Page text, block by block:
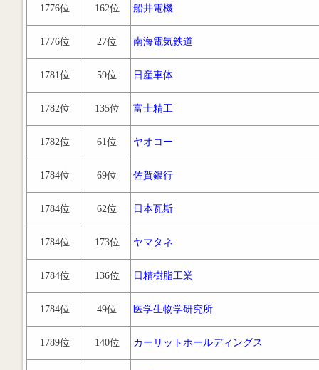
1776位 162位 船井電機
1776位 27位 南海電気鉄道
1781位 59位 日産車体
1782位 135位 富士精工
1782位 61位 ヤオコー
1784位 69位 佐賀銀行
1784位 62位 日本瓦斯
1784位 173位 ヤマタネ
1784位 136位 日精樹脂工業
1784位 49位 医学生物学研究所
1789位 140位 カーリットホールディングス